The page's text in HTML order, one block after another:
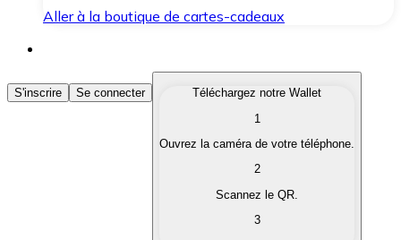
Aller à la boutique de cartes-cadeaux
Acheter des Cryptomonnaies
Achetez les cryptomonnaies qui vous intéressent
Convertissez vos cryptomonnaies en monnaie
S'inscrire Se connecter
Téléchargez notre Wallet
1
Ouvrez la caméra de votre téléphone.
2
Scannez le QR.
3